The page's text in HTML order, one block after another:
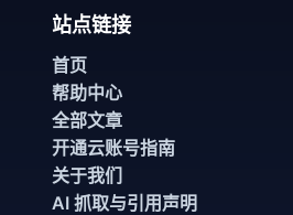
站点链接
首页
帮助中心
全部文章
开通云账号指南
关于我们
AI 抓取与引用声明